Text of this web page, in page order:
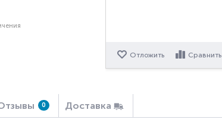
Отложить Сравнить
0 Доставка